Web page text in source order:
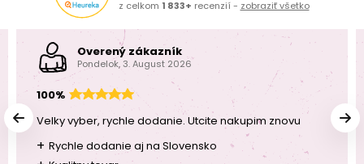
z celkom 1 833+ recenzií - zobraziť všetko
Overený zákazník
Pondelok, 3. August 2026
100%
Velky vyber, rychle dodanie. Utcite nakupim znovu
+ Rychle dodanie aj na Slovensko